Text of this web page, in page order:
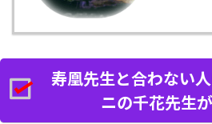
寿凰先生と合わない
ニの千花先生